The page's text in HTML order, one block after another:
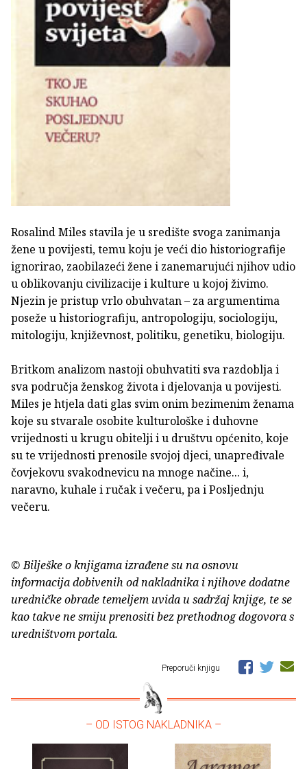
Rosalind Miles stavila je u središte svoga zanimanja
žene u povijesti, temu koju je veći dio historiografije
ignorirao, zaobilazeći žene i zanemarujući njihov udio
u oblikovanju civilizacije i kulture u kojoj živimo.
Njezin je pristup vrlo obuhvatan – za argumentima
poseže u historiografiju, antropologiju, sociologiju,
mitologiju, književnost, politiku, genetiku, biologiju.
Britkom analizom nastoji obuhvatiti sva razdoblja i
sva područja ženskog života i djelovanja u povijesti.
Miles je htjela dati glas svim onim bezimenim ženama
koje su stvarale osobite kulturološke i duhovne
vrijednosti u krugu obitelji i u društvu općenito, koje
su te vrijednosti prenosile svojoj djeci, unapređivale
čovjekovu svakodnevicu na mnoge načine... i,
naravno, kuhale i ručak i večeru, pa i Posljednju
večeru.
© Bilješke o knjigama izrađene su na osnovu
informacija dobivenih od nakladnika i njihove dodatne
uredničke obrade temeljem uvida u sadržaj knjige, te se
kao takve ne smiju prenositi bez prethodnog dogovora s
uredništvom portala.
Preporuči knjigu
– OD ISTOG NAKLADNIKA –